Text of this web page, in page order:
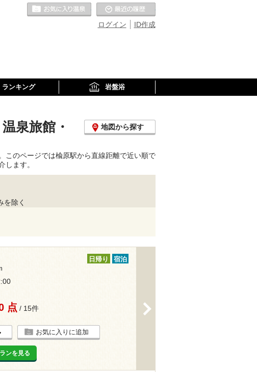
ID作成
ログイン
お気に入りの温泉
ランキング 岩盤浴
泉旅館・
地図から探す
このページでは楡原駅から直線距離で近い順で
します。
を除く
日帰り 宿泊
点 / 15件
お気に入りに追加
ンを見る